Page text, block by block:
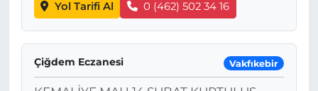
Yol Tarifi Al 0 (462) 502 34 16
Çiğdem Eczanesi Vakfıkebir